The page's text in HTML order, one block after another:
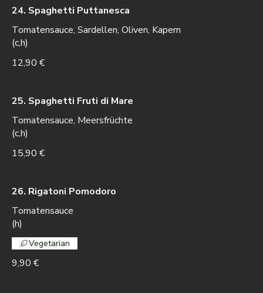
24. Spaghetti Puttanesca
Tomatensauce, Sardellen, Oliven, Kapern
(c,h)
12,90 €
25. Spaghetti Fruti di Mare
Tomatensauce, Meersfrüchte
(c,h)
15,90 €
26. Rigatoni Pomodoro
Tomatensauce
(h)
9,90 €
Vegetarian